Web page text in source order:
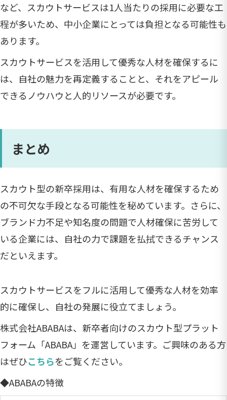
など、スカウトサービスは1人当たりの採用に必要な工
程が多いため、中小企業にとっては負担となる可能性も
あります。
スカウトサービスを活用して優秀な人材を確保するに
は、自社の魅力を再定義することと、それをアピール
できるノウハウと人的リソースが必要です。
まとめ
スカウト型の新卒採用は、有用な人材を確保するため
の不可欠な手段となる可能性を秘めています。さらに、
ブランド力不足や知名度の問題で人材確保に苦労して
いる企業には、自社の力で課題を払拭できるチャンス
だといえます。
スカウトサービスをフルに活用して優秀な人材を効率
的に確保し、自社の発展に役立てましょう。
株式会社ABABAは、新卒者向けのスカウト型プラット
フォーム「ABABA」を運営しています。ご興味のある方
はぜひこちらをご覧ください。
◆ABABAの特徴